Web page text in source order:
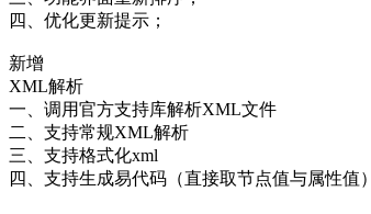
四、优化更新提示；
新增
XML解析
一、调用官方支持库解析XML文件
二、支持常规XML解析
三、支持格式化xml
四、支持生成易代码（直接取节点值与属性值）